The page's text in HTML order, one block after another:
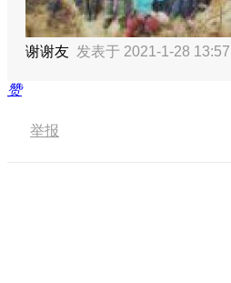
谢谢友 发表于 2021-1-28 13:57
赞
举报